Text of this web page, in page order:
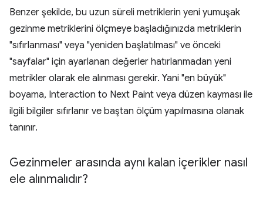
Benzer şekilde, bu uzun süreli metriklerin yeni yumuşak
gezinme metriklerini ölçmeye başladığınızda metriklerin
"sıfırlanması" veya "yeniden başlatılması" ve önceki
"sayfalar" için ayarlanan değerler hatırlanmadan yeni
metrikler olarak ele alınması gerekir. Yani "en büyük"
boyama, Interaction to Next Paint veya düzen kayması ile
ilgili bilgiler sıfırlanır ve baştan ölçüm yapılmasına olanak
tanınır.
Gezinmeler arasında aynı kalan içerikler nasıl
ele alınmalıdır?